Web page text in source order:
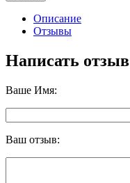
Описание
Отзывы
Написать отзыв
Ваше Имя:
Ваш отзыв: